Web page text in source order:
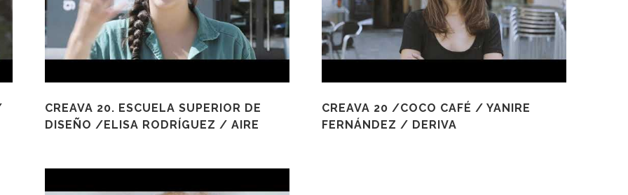
CREAVA 20. ESCUELA SUPERIOR DE
DISEÑO /ELISA RODRÍGUEZ / AIRE
CREAVA 20 /COCO CAFÉ / YANIRE
FERNÁNDEZ / DERIVA